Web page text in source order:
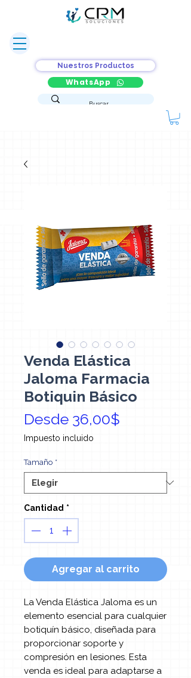
Nuestros Productos
WhatsApp
Venda Elástica
Jaloma Farmacia
Botiquin Básico
Desde 36,00$
Impuesto incluido
Tamaño *
Cantidad *
Agregar al carrito
La Venda Elástica Jaloma es un
elemento esencial para cualquier
botiquín básico, diseñada para
proporcionar soporte y
compresión en lesiones. Esta
venda es ideal para adaptarse a